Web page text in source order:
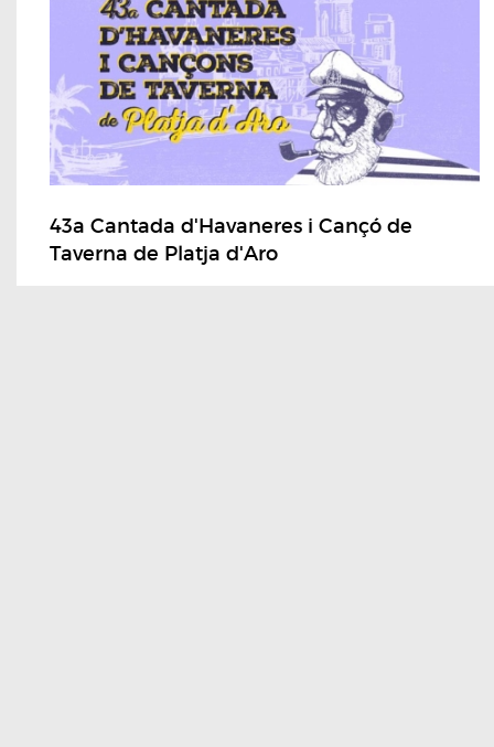
43a Cantada d'Havaneres i Cançó de
Taverna de Platja d'Aro